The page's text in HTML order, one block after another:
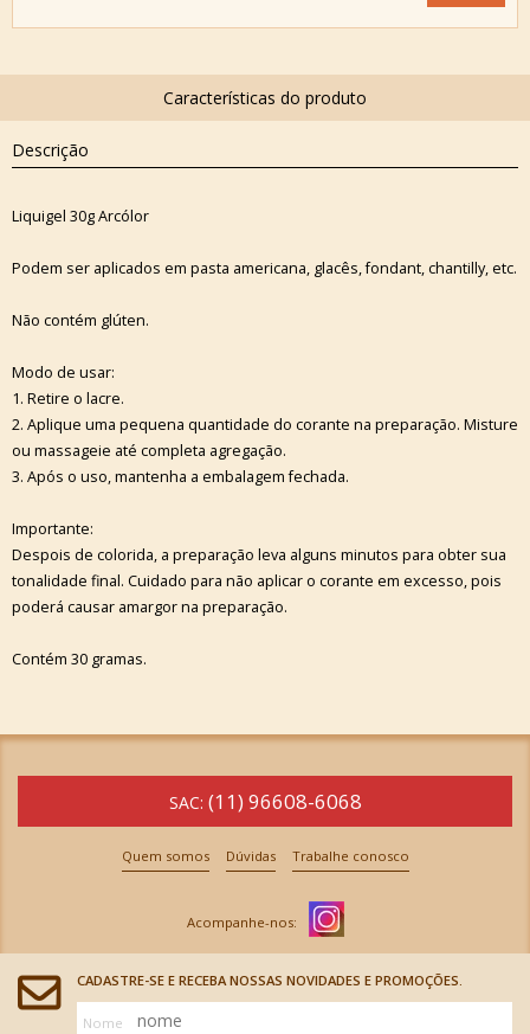
Descrição
Liquigel 30g Arcólor
Podem ser aplicados em pasta americana, glacês, fondant, chantilly, etc.
Não contém glúten.
Modo de usar:
1. Retire o lacre.
2. Aplique uma pequena quantidade do corante na preparação. Misture
ou massageie até completa agregação.
3. Após o uso, mantenha a embalagem fechada.
Importante:
Despois de colorida, a preparação leva alguns minutos para obter sua
tonalidade final. Cuidado para não aplicar o corante em excesso, pois
poderá causar amargor na preparação.
Contém 30 gramas.
SAC: (11) 96608-6068
Quem somos Dúvidas Trabalhe conosco
CADASTRE-SE E RECEBA NOSSAS NOVIDADES E PROMOÇÕES.
Nome